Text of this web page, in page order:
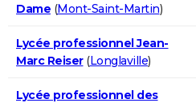
Dame (Mont-Saint-Martin)
Lycée professionnel Jean-
Marc Reiser(Longlaville)
Lycée professionnel des